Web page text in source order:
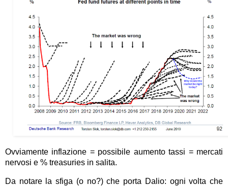
Ovviamente inflazione = possibile aumento tassi = mercati
nervosi e % treasuries in salita.
Da notare la sfiga (o no?) che porta Dalio: ogni volta che